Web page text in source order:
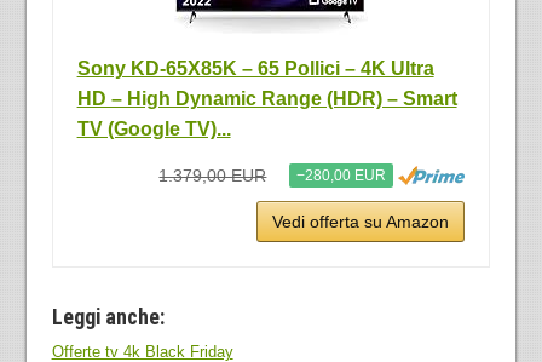
Sony KD-65X85K – 65 Pollici – 4K Ultra
HD – High Dynamic Range (HDR) – Smart
TV (Google TV)...
1.379,00 EUR −280,00 EUR
Vedi offerta su Amazon
Leggi anche:
Offerte tv 4k Black Friday